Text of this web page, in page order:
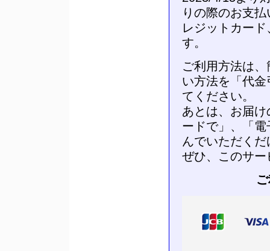
りの際のお支
レジットカー
す。
ご利用方法は
い方法を「代
てください。
あとは、お届
ードで」、「
んでいただく
ぜひ、このサ